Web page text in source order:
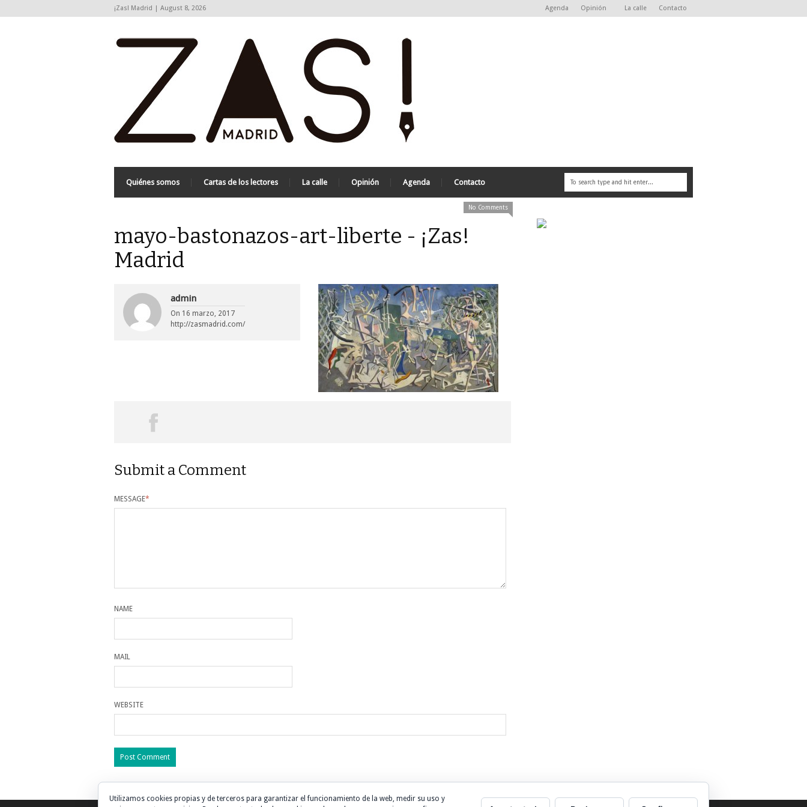
¡Zas! Madrid | August 8, 2026 Agenda Opinión La calle Contacto
Quiénes somos Cartas de los lectores La calle Opinión Agenda Contacto
No Comments
mayo-bastonazos-art-liberte - ¡Zas!
Madrid
admin
On 16 marzo, 2017
http://zasmadrid.com/
Submit a Comment
MESSAGE*
NAME
MAIL
WEBSITE
Utilizamos cookies propias y de terceros para garantizar el funcionamiento de la web, medir su uso y